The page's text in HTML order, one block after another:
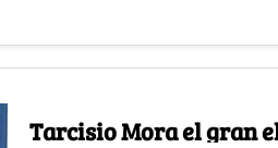
Tarcisio Mora el gran